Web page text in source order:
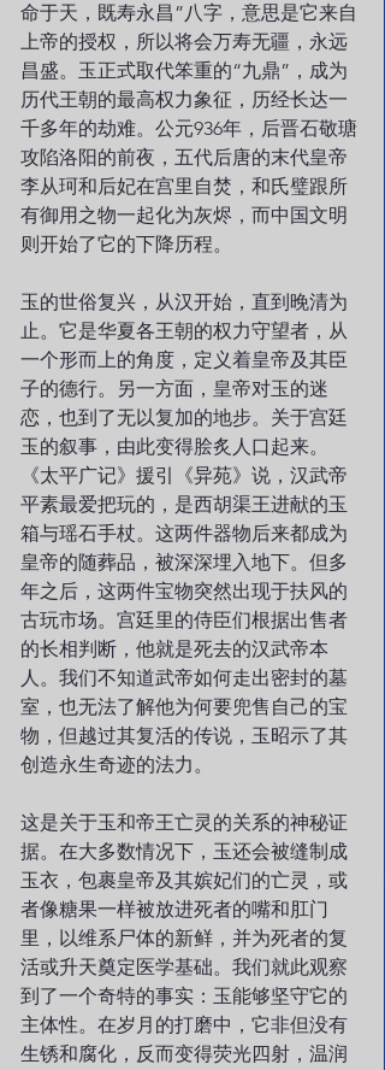
命于天，既寿永昌”八字，意思是它来自
上帝的授权，所以将会万寿无疆，永远
昌盛。玉正式取代笨重的“九鼎”，成为
历代王朝的最高权力象征，历经长达一
千多年的劫难。公元936年，后晋石敬瑭
攻陷洛阳的前夜，五代后唐的末代皇帝
李从珂和后妃在宫里自焚，和氏璧跟所
有御用之物一起化为灰烬，而中国文明
则开始了它的下降历程。
玉的世俗复兴，从汉开始，直到晚清为
止。它是华夏各王朝的权力守望者，从
一个形而上的角度，定义着皇帝及其臣
子的德行。另一方面，皇帝对玉的迷
恋，也到了无以复加的地步。关于宫廷
玉的叙事，由此变得脍炙人口起来。
《太平广记》援引《异苑》说，汉武帝
平素最爱把玩的，是西胡渠王进献的玉
箱与瑶石手杖。这两件器物后来都成为
皇帝的随葬品，被深深埋入地下。但多
年之后，这两件宝物突然出现于扶风的
古玩市场。宫廷里的侍臣们根据出售者
的长相判断，他就是死去的汉武帝本
人。我们不知道武帝如何走出密封的墓
室，也无法了解他为何要兜售自己的宝
物，但越过其复活的传说，玉昭示了其
创造永生奇迹的法力。
这是关于玉和帝王亡灵的关系的神秘证
据。在大多数情况下，玉还会被缝制成
玉衣，包裹皇帝及其嫔妃们的亡灵，或
者像糖果一样被放进死者的嘴和肛门
里，以维系尸体的新鲜，并为死者的复
活或升天奠定医学基础。我们就此观察
到了一个奇特的事实：玉能够坚守它的
主体性。在岁月的打磨中，它非但没有
生锈和腐化，反而变得荧光四射，温润